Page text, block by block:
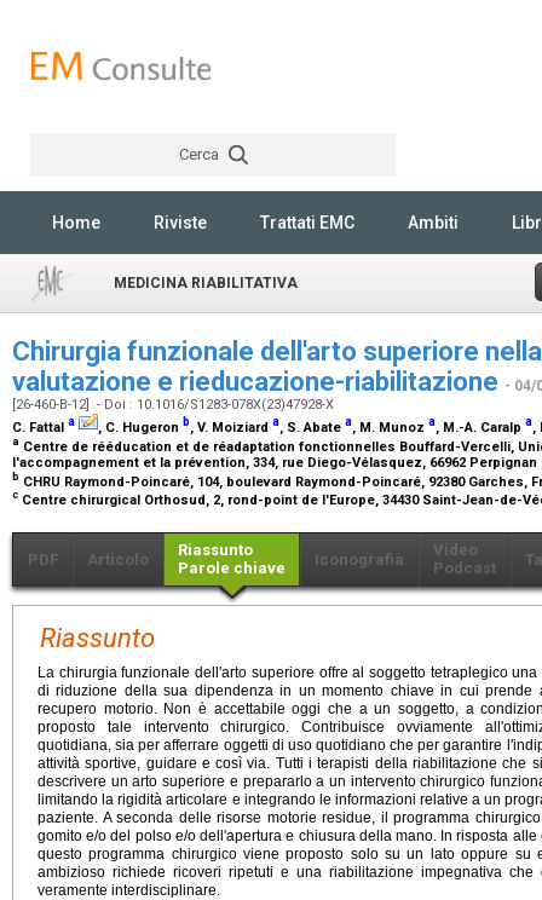
Cerca
Home Riviste Trattati EMC Ambiti
MEDICINA RIABILITATIVA
Chirurgia funzionale dell'arto superiore
valutazione e rieducazione-riabilitazione - 04/
[26-460-B-12] - Doi : 10.1016/S1283-078X(23)47928-X
C. Fattal a , C. Hugeron b, V. Moiziard a, S. Abate a, M. Munoz a, M.-A. Caralp a,
a Centre de rééducation et de réadaptation fonctionnelles Bouffard-Vercelli,
l'accompagnement et la prévention, 334, rue Diego-Vélasquez, 66962
b CHRU Raymond-Poincaré, 104, boulevard Raymond-Poincaré, 92380 Garches,
c Centre chirurgical Orthosud, 2, rond-point de l'Europe, 34430 Saint-Jean-de-
PDF Articolo
Riassunto
Parole chiave
Iconografia
Video
Podcast
Riassunto
La chirurgia funzionale dell'arto superiore offre al soggetto tetraplegico
di riduzione della sua dipendenza in un momento chiave in cui prende
recupero motorio. Non è accettabile oggi che a un soggetto, a
proposto tale intervento chirurgico. Contribuisce ovviamente
quotidiana, sia per afferrare oggetti di uso quotidiano che per garantire
attività sportive, guidare e così via. Tutti i terapisti della riabilitazione che
descrivere un arto superiore e prepararlo a un intervento chirurgico
limitando la rigidità articolare e integrando le informazioni relative a un
paziente. A seconda delle risorse motorie residue, il programma
gomito e/o del polso e/o dell'apertura e chiusura della mano. In risposta
questo programma chirurgico viene proposto solo su un lato oppure su
ambizioso richiede ricoveri ripetuti e una riabilitazione impegnativa
veramente interdisciplinare.